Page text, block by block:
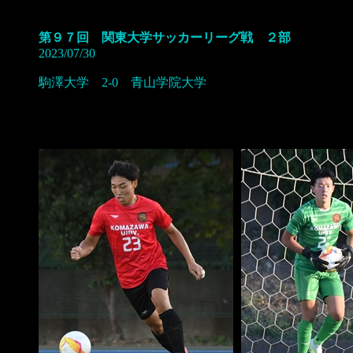
第９７回 関東大学サッカーリーグ戦 ２部
2023/07/30
駒澤大学 2-0 青山学院大学